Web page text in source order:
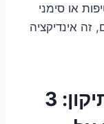
או סימני
זה אינדיקציה
הכימיה הסודית של התיקון: 3